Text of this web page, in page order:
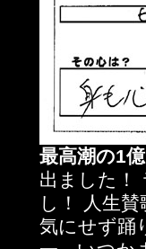
最高潮の1
出ました！
し！ 人生
気にせず踊